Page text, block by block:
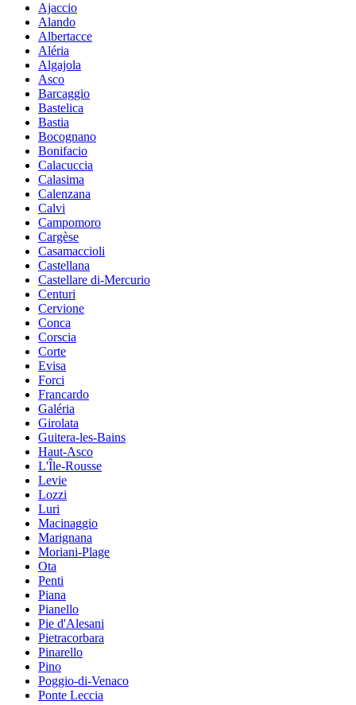
Ajaccio
Alando
Albertacce
Aléria
Algajola
Asco
Barcaggio
Bastelica
Bastia
Bocognano
Bonifacio
Calacuccia
Calasima
Calenzana
Calvi
Campomoro
Cargèse
Casamaccioli
Castellana
Castellare di-Mercurio
Centuri
Cervione
Conca
Corscia
Corte
Evisa
Forci
Francardo
Galéria
Girolata
Guitera-les-Bains
Haut-Asco
L'Île-Rousse
Levie
Lozzi
Luri
Macinaggio
Marignana
Moriani-Plage
Ota
Penti
Piana
Pianello
Pie d'Alesani
Pietracorbara
Pinarello
Pino
Poggio-di-Venaco
Ponte Leccia